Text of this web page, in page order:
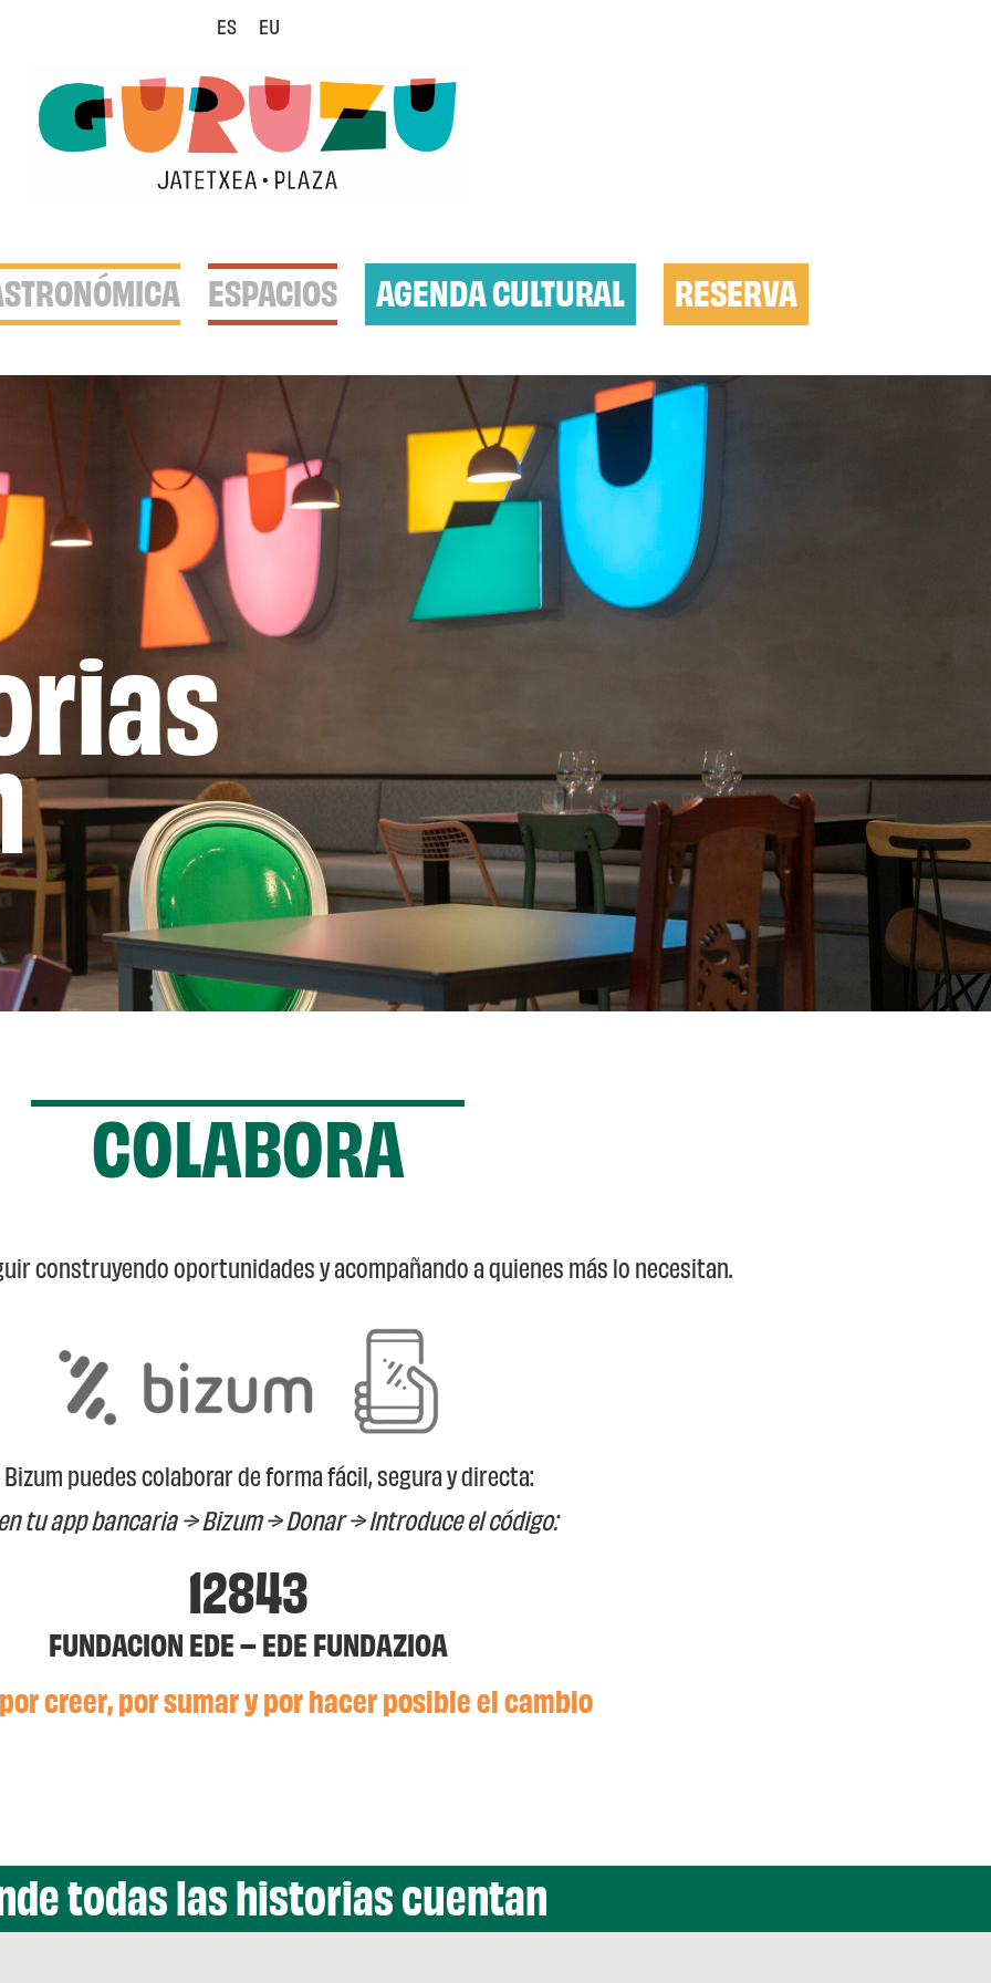
ES EU
ESPACIOS AGENDA CULTURAL RESERVA
COLABORA
construyendo oportunidades y acompañando a quienes más lo necesitan.
Bizumpuedes colaborar de forma fácil, segura y directa:
tu app bancaria → Bizum → Donar → Introduce el código:
12843
FUNDACION EDE – EDE FUNDAZIOA
creer, por sumar y por hacer posible el cambio
todas las historias cuentan